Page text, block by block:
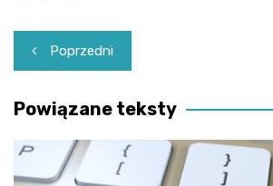
Nawigacja
wpisu
Poprzedni
Powiązane teksty